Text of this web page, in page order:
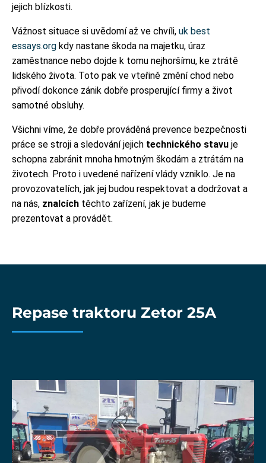
jejich blízkosti.
Vážnost situace si uvědomí až ve chvíli, uk best
essays.org kdy nastane škoda na majetku, úraz
zaměstnance nebo dojde k tomu nejhoršímu, ke ztrátě
lidského života. Toto pak ve vteřině změní chod nebo
přivodí dokonce zánik dobře prosperující firmy a život
samotné obsluhy.
Všichni víme, že dobře prováděná prevence bezpečnosti
práce se stroji a sledování jejich technického stavu je
schopna zabránit mnoha hmotným škodám a ztrátám na
životech. Proto i uvedené nařízení vlády vzniklo. Je na
provozovatelích, jak jej budou respektovat a dodržovat a
na nás, znalcích těchto zařízení, jak je budeme
prezentovat a provádět.
Repase traktoru Zetor 25A